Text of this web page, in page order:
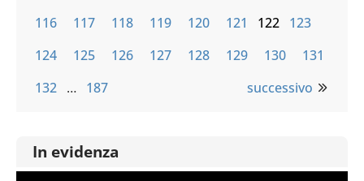
116
117 118 119 120 121 122 123
124
125 126 127 128 129 130
131
132 … 187 successivo
In evidenza